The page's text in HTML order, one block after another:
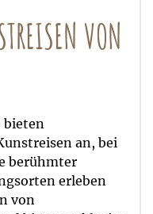
VON
bieten
an, bei
berühmter
erleben
von